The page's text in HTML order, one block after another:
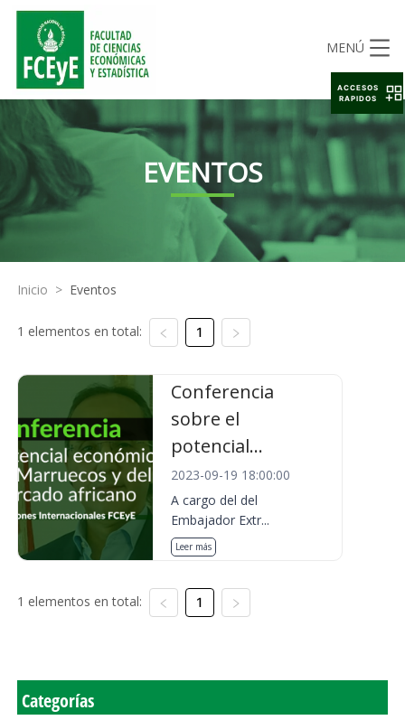
MENÚ
EVENTOS
Inicio > Eventos
1 elementos en total: 1
Conferencia
sobre el
potencial...
2023-09-19 18:00:00
A cargo del del
Embajador Extr...
Leer más
1 elementos en total: 1
Categorías
ACCESOS
RAPIDOS